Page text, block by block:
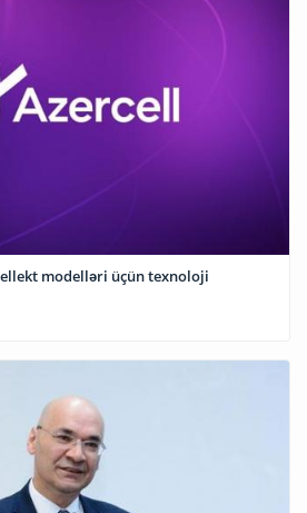
modelləri üçün texnoloji